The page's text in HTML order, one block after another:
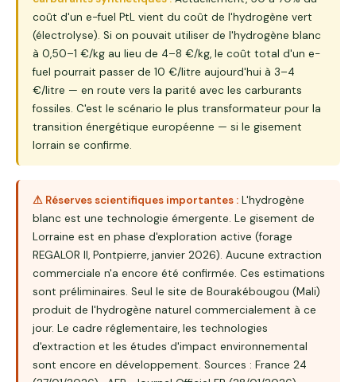
coût d'un e-fuel PtL vient du coût de l'hydrogène vert
(électrolyse). Si on pouvait utiliser de l'hydrogène blanc
à 0,50–1 €/kg au lieu de 4–8 €/kg, le coût total d'un e-
fuel pourrait passer de 10 €/litre aujourd'hui à 3–4
€/litre — en route vers la parité avec les carburants
fossiles. C'est le scénario le plus transformateur pour la
transition énergétique européenne — si le gisement
lorrain se confirme.
⚠ Réserves scientifiques importantes :L'hydrogène
blanc est une technologie émergente. Le gisement de
Lorraine est en phase d'exploration active (forage
REGALOR II, Pontpierre, janvier 2026). Aucune extraction
commerciale n'a encore été confirmée. Ces estimations
sont préliminaires. Seul le site de Bourakébougou (Mali)
produit de l'hydrogène naturel commercialement à ce
jour. Le cadre réglementaire, les technologies
d'extraction et les études d'impact environnemental
sont encore en développement. Sources : France 24